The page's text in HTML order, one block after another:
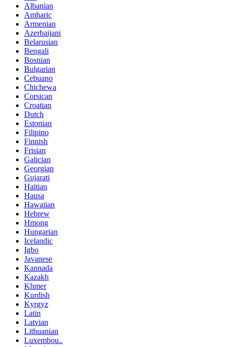
Albanian
Amharic
Armenian
Azerbaijani
Belarusian
Bengali
Bosnian
Bulgarian
Cebuano
Chichewa
Corsican
Croatian
Dutch
Estonian
Filipino
Finnish
Frisian
Galician
Georgian
Gujarati
Haitian
Hausa
Hawaiian
Hebrew
Hmong
Hungarian
Icelandic
Igbo
Javanese
Kannada
Kazakh
Khmer
Kurdish
Kyrgyz
Latin
Latvian
Lithuanian
Luxembou..